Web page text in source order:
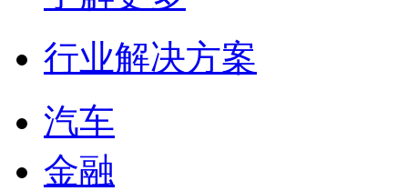
行业解决方案
汽车
金融